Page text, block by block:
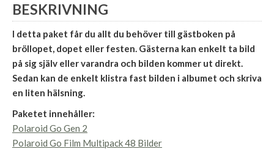
BESKRIVNING
I detta paket får du allt du behöver till gästboken på
bröllopet, dopet eller festen. Gästerna kan enkelt ta bild
på sig själv eller varandra och bilden kommer ut direkt.
Sedan kan de enkelt klistra fast bilden i albumet och skriva
en liten hälsning.
Paketet innehåller:
Polaroid Go Gen 2
Polaroid Go Film Multipack 48 Bilder